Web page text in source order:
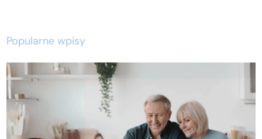
Popularne wpisy